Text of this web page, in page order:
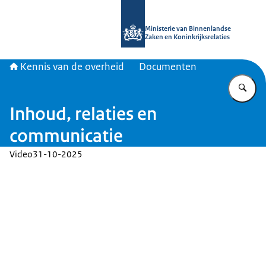
Ministerie van Binnenlandse
Zaken en Koninkrijksrelaties
Kennis van de overheid Documenten
Inhoud, relaties en
communicatie
Video31-10-2025